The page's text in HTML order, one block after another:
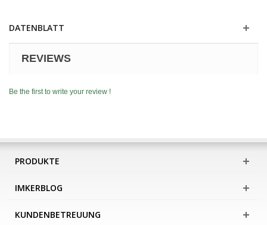
DATENBLATT
REVIEWS
Be the first to write your review !
PRODUKTE
IMKERBLOG
KUNDENBETREUUNG